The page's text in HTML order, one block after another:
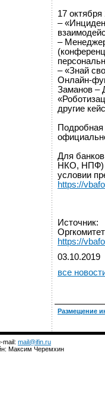
17 октября
–
–
– «Знай
Онлайн-
Заманов –
другие
Для
НКО, НПФ)
условии
https://
Источник:
https://
03.10.2019
все
Размещение
mail: mail@ifin.ru
Максим Черемхин